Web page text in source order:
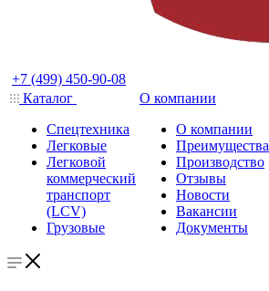
+7 (499) 450-90-08
Каталог
Спецтехника
Легковые
Легковой
коммерческий
транспорт
(LCV)
Грузовые
О компании
О компании
Преимущества
Производство
Отзывы
Новости
Вакансии
Документы